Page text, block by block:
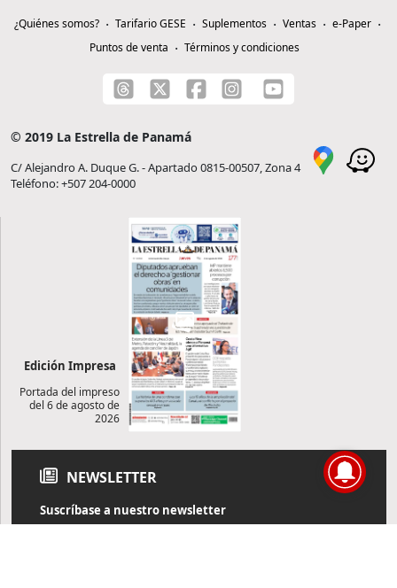
¿Quiénes somos? Tarifario GESE Suplementos Ventas
e-Paper
Puntos de venta
Términos y condiciones
© 2019 La Estrella de Panamá
C/ Alejandro A. Duque G. - Apartado 0815-00507, Zona 4
Teléfono: +507 204-0000
Edición Impresa
Portada del impreso
del 6 de agosto de
2026
NEWSLETTER
Suscríbase a nuestro newsletter
Reciba diariamente información de actualidad directamente en